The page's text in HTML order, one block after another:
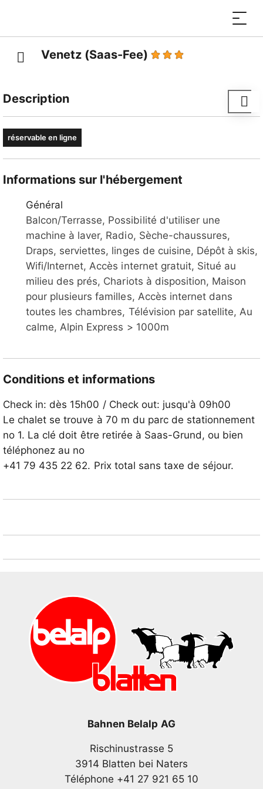
Venetz (Saas-Fee)
Description
unde belle vue sur les montagnes et les glaciers.
réservable en ligne
Informations sur l'hébergement
Général
Balcon/Terrasse, Possibilité d'utiliser une
machine à laver, Radio, Sèche-chaussures,
Draps, serviettes, linges de cuisine, Dépôt à skis,
Wifi/Internet, Accès internet gratuit, Situé au
milieu des prés, Chariots à disposition, Maison
pour plusieurs familles, Accès internet dans
toutes les chambres, Télévision par satellite, Au
calme, Alpin Express > 1000m
Conditions et informations
Check in: dès 15h00 / Check out: jusqu'à 09h00
Le chalet se trouve à 70 m du parc de stationnement
no 1. La clé doit être retirée à Saas-Grund, ou bien
téléphonez au no
+41 79 435 22 62. Prix total sans taxe de séjour.
Bahnen Belalp AG
Rischinustrasse 5
3914 Blatten bei Naters
Téléphone +41 27 921 65 10